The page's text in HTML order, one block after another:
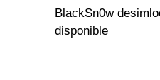
BlackSn0w
disponible